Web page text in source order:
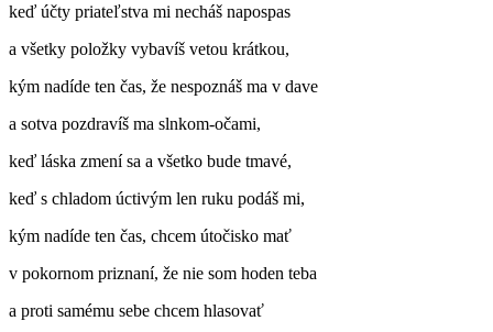
keď účty priateľstva mi necháš napospas
a všetky položky vybavíš vetou krátkou,
kým nadíde ten čas, že nespoznáš ma v dave
a sotva pozdravíš ma slnkom-očami,
keď láska zmení sa a všetko bude tmavé,
keď s chladom úctivým len ruku podáš mi,
kým nadíde ten čas, chcem útočisko mať
v pokornom priznaní, že nie som hoden teba
a proti samému sebe chcem hlasovať